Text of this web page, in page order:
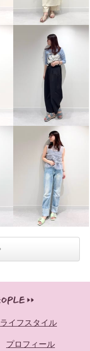
ライフスタイル
プロフィール